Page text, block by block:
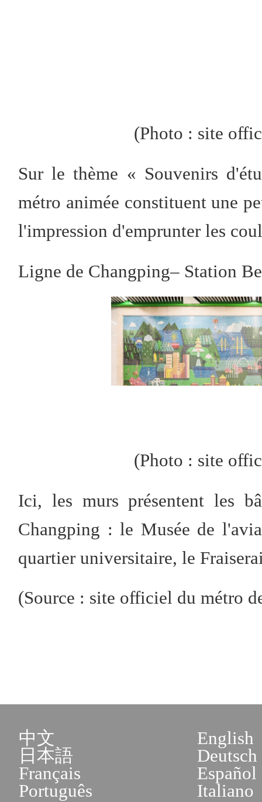
(Photo : site
Sur le thème « Souvenirs
métro animée constituent une
l'impression d'emprunter les
Ligne de Changping– Station
(Photo : site
Ici, les murs présentent les
Changping : le Musée de
quartier universitaire, le
(Source : site officiel du métro
中文
English
日本語
Deutsch
Français
Español
Português
Italiano